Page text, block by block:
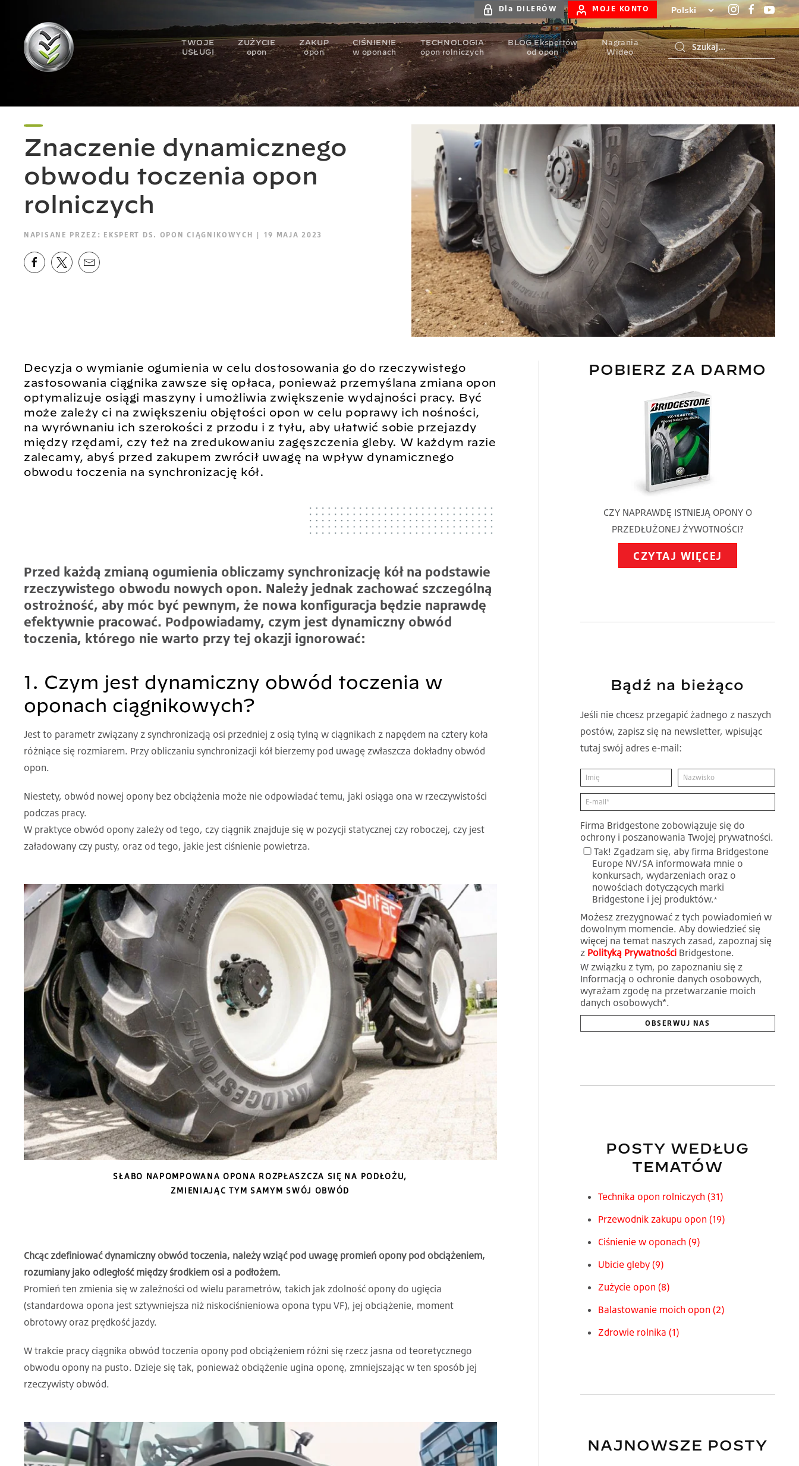
Dla DILERÓW MOJE KONTO
TWOJE
USŁUGI
ZUŻYCIE
opon
ZAKUP
opon
CIŚNIENIE
w oponach
TECHNOLOGIA
opon rolniczych
BLOG Ekspertów
od opon
Nagrania
Wideo
Znaczenie dynamicznego
obwodu toczenia opon
rolniczych
NAPISANE PRZEZ: EKSPERT DS. OPON CIĄGNIKOWYCH | 19 MAJA 2023
Decyzja o wymianie ogumienia w celu dostosowania go do rzeczywistego
zastosowania ciągnika zawsze się opłaca, ponieważ przemyślana zmiana opon
optymalizuje osiągi maszyny i umożliwia zwiększenie wydajności pracy. Być
może zależy ci na zwiększeniu objętości opon w celu poprawy ich nośności,
na wyrównaniu ich szerokości z przodu i z tyłu, aby ułatwić sobie przejazdy
między rzędami, czy też na zredukowaniu zagęszczenia gleby. W każdym razie
zalecamy, abyś przed zakupem zwrócił uwagę na wpływ dynamicznego
obwodu toczenia na synchronizację kół.
Przed każdą zmianą ogumienia obliczamy synchronizację kół na podstawie
rzeczywistego obwodu nowych opon. Należy jednak zachować szczególną
ostrożność, aby móc być pewnym, że nowa konfiguracja będzie naprawdę
efektywnie pracować. Podpowiadamy, czym jest dynamiczny obwód
toczenia, którego nie warto przy tej okazji ignorować:
1. Czym jest dynamiczny obwód toczenia w
oponach ciągnikowych?
Jest to parametr związany z synchronizacją osi przedniej z osią tylną w ciągnikach z napędem na cztery koła
różniące się rozmiarem. Przy obliczaniu synchronizacji kół bierzemy pod uwagę zwłaszcza dokładny obwód
opon.
Niestety, obwód nowej opony bez obciążenia może nie odpowiadać temu, jaki osiąga ona w rzeczywistości
podczas pracy.
W praktyce obwód opony zależy od tego, czy ciągnik znajduje się w pozycji statycznej czy roboczej, czy jest
załadowany czy pusty, oraz od tego, jakie jest ciśnienie powietrza.
SŁABO NAPOMPOWANA OPONA ROZPŁASZCZA SIĘ NA PODŁOŻU,
ZMIENIAJĄC TYM SAMYM SWÓJ OBWÓD
Chcąc zdefiniować dynamiczny obwód toczenia, należy wziąć pod uwagę promień opony pod obciążeniem,
rozumiany jako odległość między środkiem osi a podłożem.
Promień ten zmienia się w zależności od wielu parametrów, takich jak zdolność opony do ugięcia
(standardowa opona jest sztywniejsza niż niskociśnieniowa opona typu VF), jej obciążenie, moment
obrotowy oraz prędkość jazdy.
W trakcie pracy ciągnika obwód toczenia opony pod obciążeniem różni się rzecz jasna od teoretycznego
obwodu opony na pusto. Dzieje się tak, ponieważ obciążenie ugina oponę, zmniejszając w ten sposób jej
rzeczywisty obwód.
POBIERZ ZA DARMO
CZY NAPRAWDĘ ISTNIEJĄ OPONY O
PRZEDŁUŻONEJ ŻYWOTNOŚCI?
CZYTAJ WIĘCEJ
Bądź na bieżąco
Jeśli nie chcesz przegapić żadnego z naszych
postów, zapisz się na newsletter, wpisując
tutaj swój adres e-mail:
Firma Bridgestone zobowiązuje się do
ochrony i poszanowania Twojej prywatności.
Tak! Zgadzam się, aby firma Bridgestone
Europe NV/SA informowała mnie o
konkursach, wydarzeniach oraz o
nowościach dotyczących marki
Bridgestone i jej produktów.*
Możesz zrezygnować z tych powiadomień w
dowolnym momencie. Aby dowiedzieć się
więcej na temat naszych zasad, zapoznaj się
z Polityką PrywatnościBridgestone.
W związku z tym, po zapoznaniu się z
Informacją o ochronie danych osobowych,
wyrażam zgodę na przetwarzanie moich
danych osobowych*.
POSTY WEDŁUG
TEMATÓW
Technika opon rolniczych (31)
Przewodnik zakupu opon (19)
Ciśnienie w oponach (9)
Ubicie gleby (9)
Zużycie opon (8)
Balastowanie moich opon (2)
Zdrowie rolnika (1)
NAJNOWSZE POSTY